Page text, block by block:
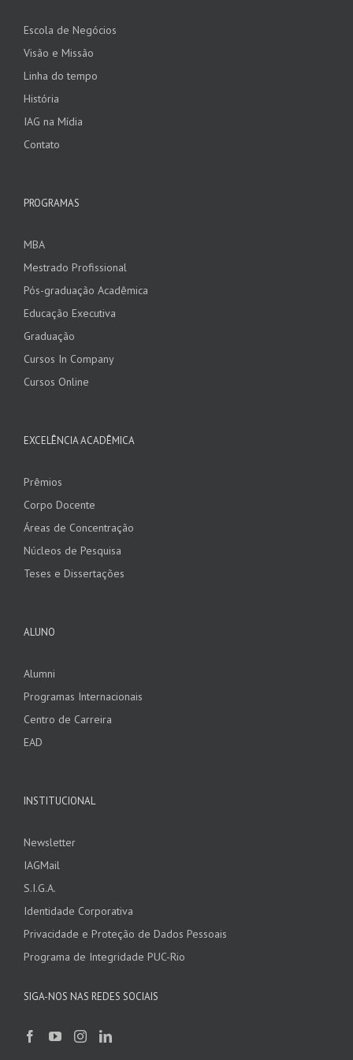
Escola de Negócios
Visão e Missão
Linha do tempo
História
IAG na Mídia
Contato
PROGRAMAS
MBA
Mestrado Profissional
Pós-graduação Acadêmica
Educação Executiva
Graduação
Cursos In Company
Cursos Online
EXCELÊNCIA ACADÊMICA
Prêmios
Corpo Docente
Áreas de Concentração
Núcleos de Pesquisa
Teses e Dissertações
ALUNO
Alumni
Programas Internacionais
Centro de Carreira
EAD
INSTITUCIONAL
Newsletter
IAGMail
S.I.G.A.
Identidade Corporativa
Privacidade e Proteção de Dados Pessoais
Programa de Integridade PUC-Rio
SIGA-NOS NAS REDES SOCIAIS